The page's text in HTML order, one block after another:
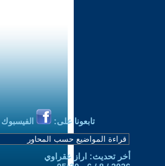
تابعونا على: الفيسبوك
أخر تحديث: اراز عقراوي